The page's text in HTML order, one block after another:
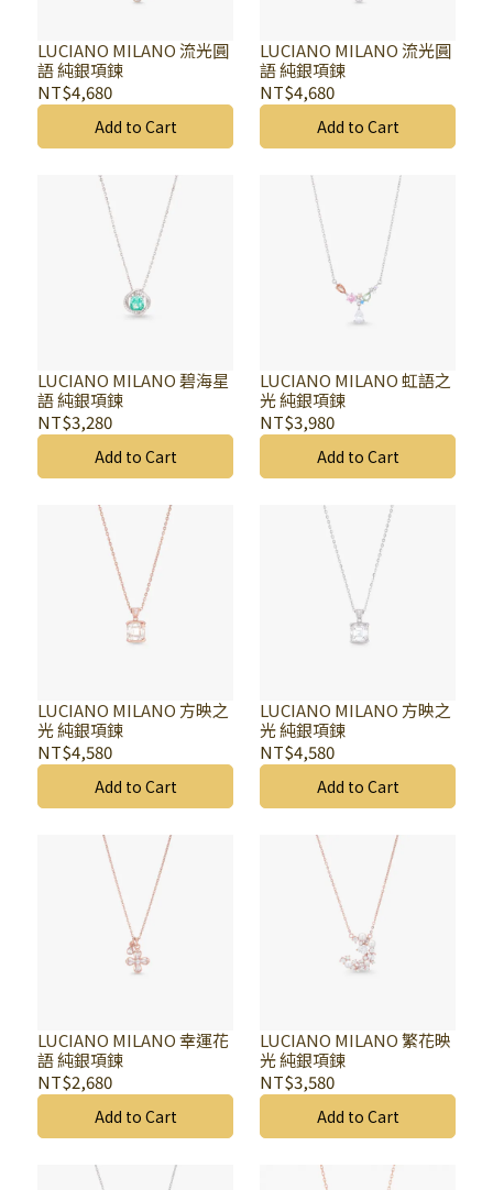
LUCIANO MILANO 流光圓
語 純銀項鍊
NT$4,680
Add to Cart
LUCIANO MILANO 流光圓
語 純銀項鍊
NT$4,680
Add to Cart
LUCIANO MILANO 碧海星
語 純銀項鍊
NT$3,280
Add to Cart
LUCIANO MILANO 虹語之
光 純銀項鍊
NT$3,980
Add to Cart
LUCIANO MILANO 方映之
光 純銀項鍊
NT$4,580
Add to Cart
LUCIANO MILANO 方映之
光 純銀項鍊
NT$4,580
Add to Cart
LUCIANO MILANO 幸運花
語 純銀項鍊
NT$2,680
Add to Cart
LUCIANO MILANO 繁花映
光 純銀項鍊
NT$3,580
Add to Cart